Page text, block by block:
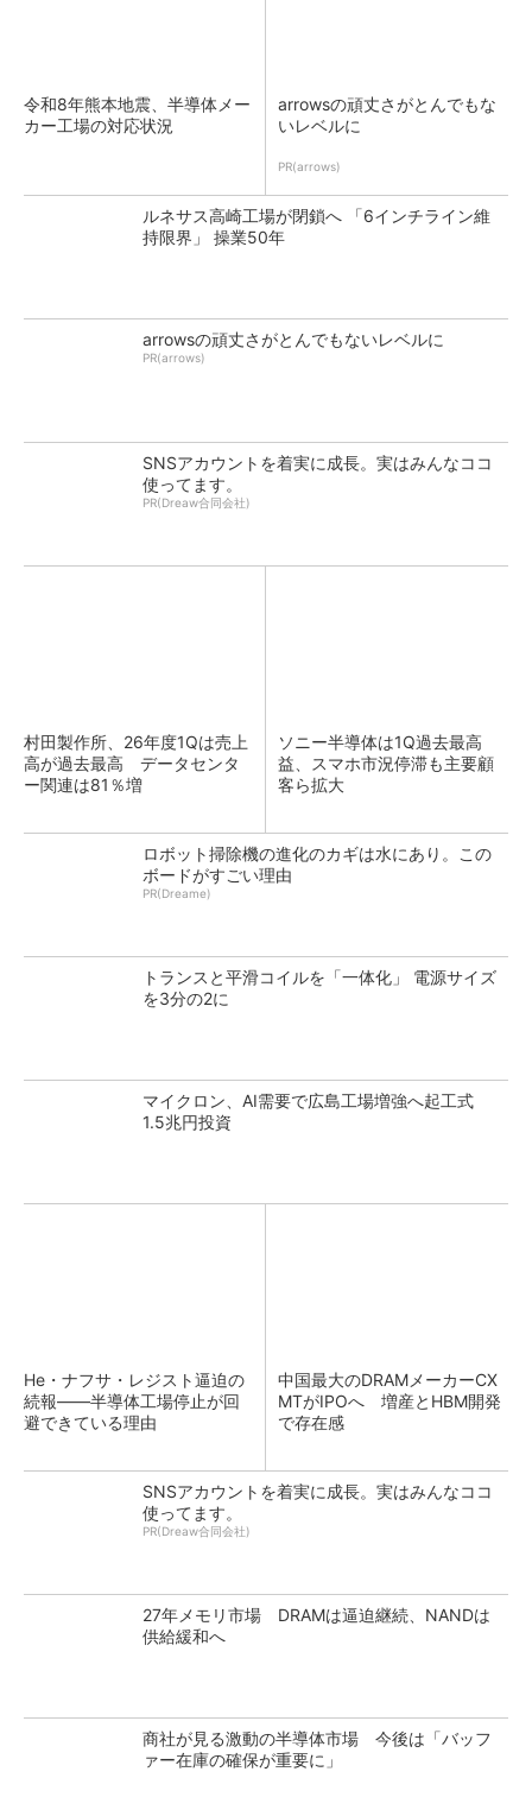
令和8年熊本地震、半導体メー
カー工場の対応状況
arrowsの頑丈さがとんでもな
いレベルに
PR(arrows)
ルネサス高崎工場が閉鎖へ 「6インチライン維
持限界」 操業50年
arrowsの頑丈さがとんでもないレベルに
PR(arrows)
SNSアカウントを着実に成長。実はみんなココ
使ってます。
PR(Dreaw合同会社)
村田製作所、26年度1Qは売上
高が過去最高 データセンタ
ー関連は81％増
ソニー半導体は1Q過去最高
益、スマホ市況停滞も主要顧
客ら拡大
ロボット掃除機の進化のカギは水にあり。この
ボードがすごい理由
PR(Dreame)
トランスと平滑コイルを「一体化」 電源サイズ
を3分の2に
マイクロン、AI需要で広島工場増強へ起工式
1.5兆円投資
He・ナフサ・レジスト逼迫の
続報――半導体工場停止が回
避できている理由
中国最大のDRAMメーカーCX
MTがIPOへ 増産とHBM開発
で存在感
SNSアカウントを着実に成長。実はみんなココ
使ってます。
PR(Dreaw合同会社)
27年メモリ市場 DRAMは逼迫継続、NANDは
供給緩和へ
商社が見る激動の半導体市場 今後は「バッフ
ァー在庫の確保が重要に」